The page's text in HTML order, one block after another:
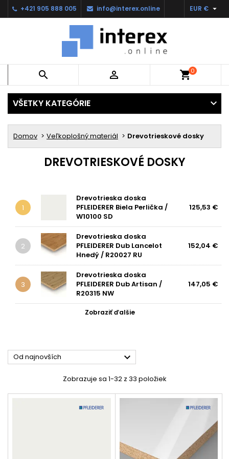
+421 905 888 005 info@interex.online EUR € 
  shopping_cart0
VŠETKY KATEGÓRIE
Domov Veľkoplošný materiál Drevotrieskové dosky
DREVOTRIESKOVÉ DOSKY
1
Drevotrieska doska
PFLEIDERER Biela Perlička /
W10100 SD
125,53 €
2
Drevotrieska doska
PFLEIDERER Dub Lancelot
Hnedý / R20027 RU
152,04 €
3
Drevotrieska doska
PFLEIDERER Dub Artisan /
R20315 NW
147,05 €
Zobraziť ďalšie
Od najnovších 
Zobrazuje sa 1-32 z 33 položiek